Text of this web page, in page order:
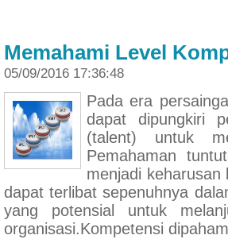
Memahami Level
05/09/2016 17:36:48
Pada era
dapat dipungkiri
(talent) untuk
Pemahaman
menjadi keharusan
dapat terlibat sepenuhnya
yang potensial untuk
organisasi.Kompetensi